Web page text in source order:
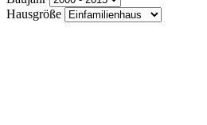
Hausgröße